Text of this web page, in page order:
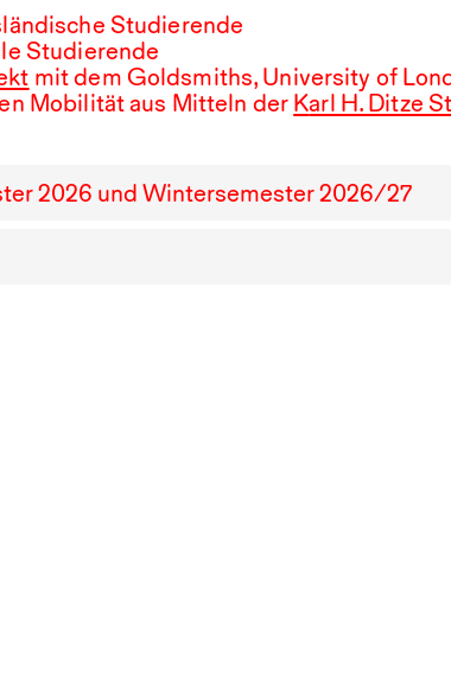
Studierende
Studierende
mit dem Goldsmiths, University of
Mobilität aus Mitteln der Karl H. Ditze
2026 und Wintersemester2026/27